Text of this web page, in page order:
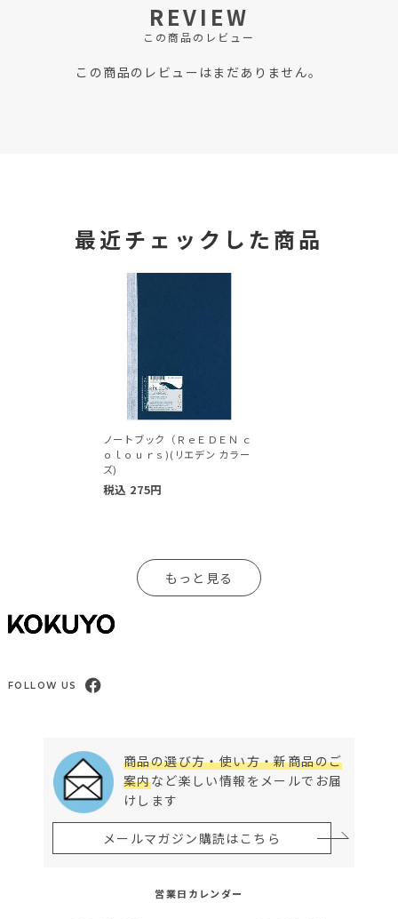
REVIEW
この商品のレビュー
この商品のレビューはまだありません。
最近チェックした商品
ノートブック（ＲｅＥＤＥＮ ｃ
ｏｌｏｕｒｓ)(リエデン カラー
ズ)
税込 275円
もっと見る
FOLLOW US
商品の選び方・使い方・新商品のご
案内など楽しい情報をメールでお届
けします
メールマガジン購読はこちら
営業日カレンダー